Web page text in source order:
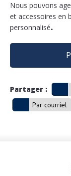
Nous pouvons
et accessoires en
personnalisé.
Partager :
Par courriel